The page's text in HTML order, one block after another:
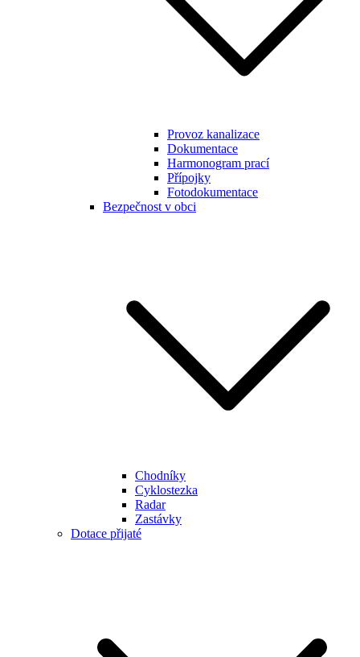
Provoz kanalizace
Dokumentace
Harmonogram prací
Přípojky
Fotodokumentace
Bezpečnost v obci
Chodníky
Cyklostezka
Radar
Zastávky
Dotace přijaté